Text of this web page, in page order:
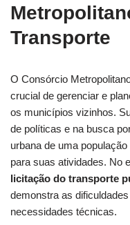
Transporte
O Consórcio
crucial de gerenciar e
os municípios vizinhos.
de políticas e na busca
urbana de uma
para suas atividades. No
licitação do transporte
demonstra as
necessidades técnicas.